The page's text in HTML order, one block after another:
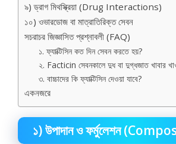
৯) ড্রাগ মিথস্ক্রিয়া (Drug Interactions)
১০) ওভারডোজ বা মাত্রাতিরিক্ত সেবন
সচরাচর জিজ্ঞাসিত প্রশ্নাবলী (FAQ)
১. ফ্যাক্টিসিন কত দিন সেবন করতে হয়?
২. Facticin সেবনকালে দুধ বা দুগ্ধজাত খাবার
৩. বাচ্চাদের কি ফ্যাক্টিসিন দেওয়া যাবে?
একনজরে
১) উপাদান ও ফর্মুলেশন